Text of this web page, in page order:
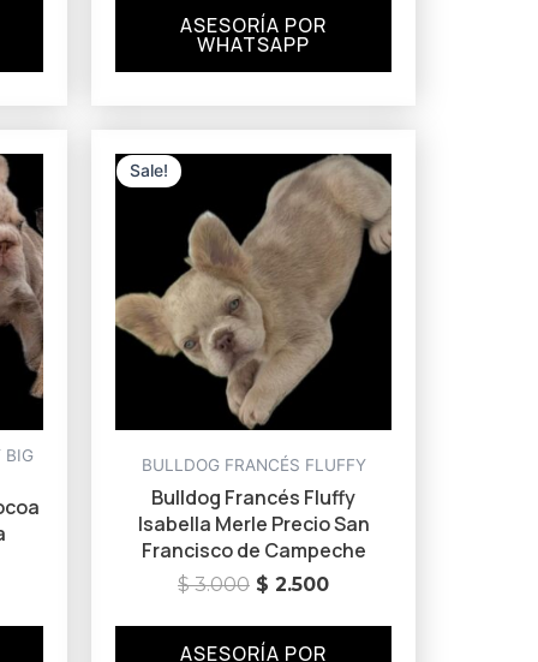
ASESORÍA POR
WHATSAPP
BIG
Sale!
BULLDOG FRANCÉS FLUFFY
Bulldog Francés Fluffy
Isabella Merle Precio San
Francisco de Campeche
$3.000
price
was:
$ 3.000.
$ 2.500
price
is:
$ 2.500.
ASESORÍA POR